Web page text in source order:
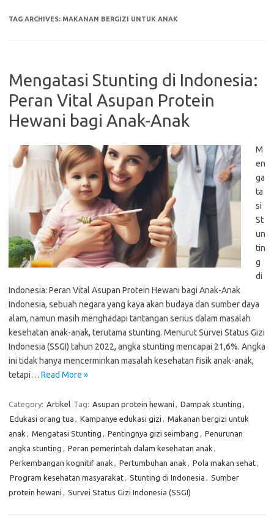
TAG ARCHIVES: MAKANAN BERGIZI UNTUK ANAK
Mengatasi Stunting di Indonesia:
Peran Vital Asupan Protein
Hewani bagi Anak-Anak
M
en
ga
ta
si
St
un
tin
g
di
Indonesia: Peran Vital Asupan Protein Hewani bagi Anak-Anak
Indonesia, sebuah negara yang kaya akan budaya dan sumber daya
alam, namun masih menghadapi tantangan serius dalam masalah
kesehatan anak-anak, terutama stunting. Menurut Survei Status Gizi
Indonesia (SSGI) tahun 2022, angka stunting mencapai 21,6%. Angka
ini tidak hanya mencerminkan masalah kesehatan fisik anak-anak,
tetapi… Read More »
Category: Artikel Tag: Asupan protein hewani , Dampak stunting ,
Edukasi orang tua , Kampanye edukasi gizi , Makanan bergizi untuk
anak , Mengatasi Stunting , Pentingnya gizi seimbang , Penurunan
angka stunting , Peran pemerintah dalam kesehatan anak ,
Perkembangan kognitif anak , Pertumbuhan anak , Pola makan sehat,
Program kesehatan masyarakat, Stunting di Indonesia , Sumber
protein hewani , Survei Status Gizi Indonesia (SSGI)